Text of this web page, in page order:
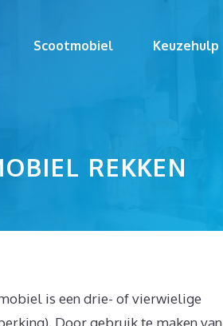
Scootmobiel Keuzehulp
REKKEN
is een drie- of vierwielige
Door gebruik te maken van